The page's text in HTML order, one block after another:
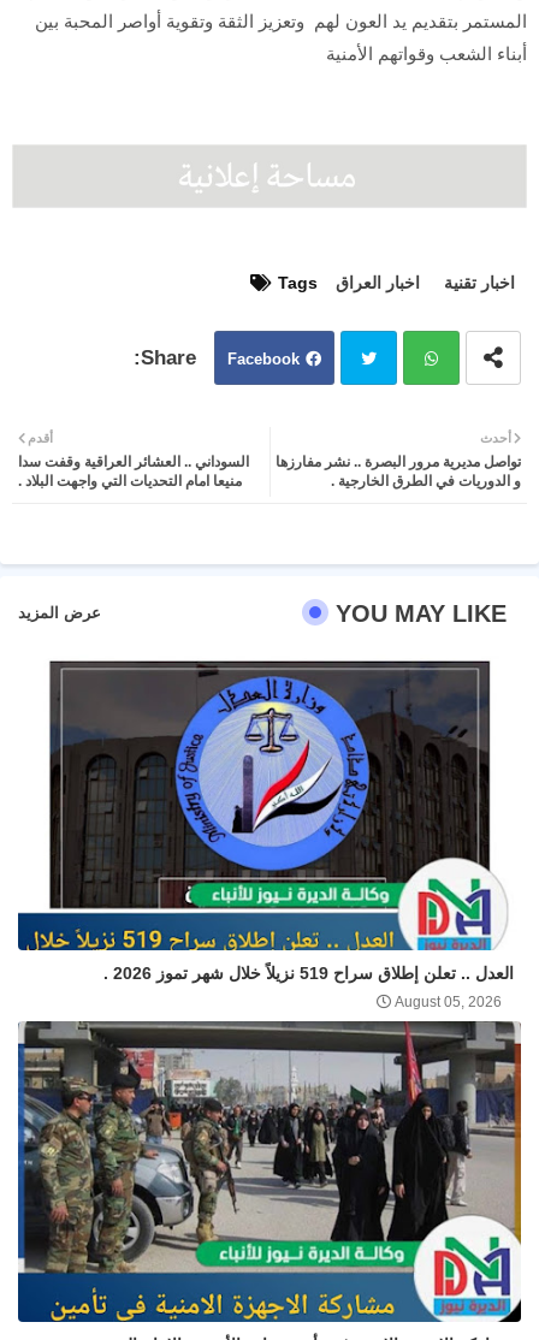
المستمر بتقديم يد العون لهم وتعزيز الثقة وتقوية أواصر المحبة بين
أبناء الشعب وقواتهم الأمنية
Tags اخبار العراق اخبار تقنية
Facebook
ter atsa
أحدث
تواصل مديرية مرور البصرة .. نشر مفارزها
و الدوريات في الطرق الخارجية .
أقدم
السوداني .. العشائر العراقية وقفت سدا
منيعا امام التحديات التي واجهت البلاد .
YOU MAY LIKE عرض المزيد
العدل .. تعلن إطلاق سراح 519 نزيلاً خلال شهر تموز 2026 .
August 05, 2026